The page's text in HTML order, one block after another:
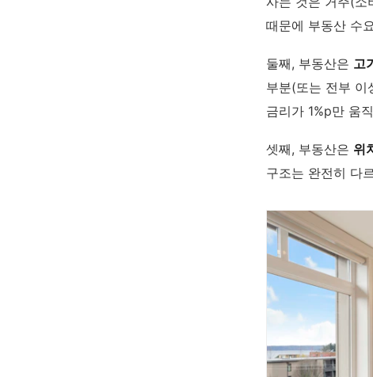
때문에 부동산 수
둘째, 부동산은 고
부분(또는 전부 이
금리가 1%p만 움
셋째, 부동산은 위
구조는 완전히 다